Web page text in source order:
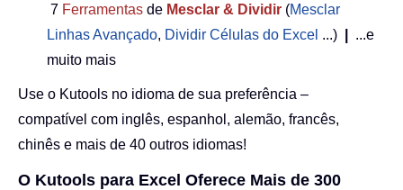
7 Ferramentas de Mesclar & Dividir (Mesclar
Linhas Avançado, Dividir Células do Excel ...)
...e
muito mais
Use o Kutools no idioma de sua preferência –
compatível com inglês, espanhol, alemão, francês,
chinês e mais de 40 outros idiomas!
O Kutools para Excel Oferece Mais de 300